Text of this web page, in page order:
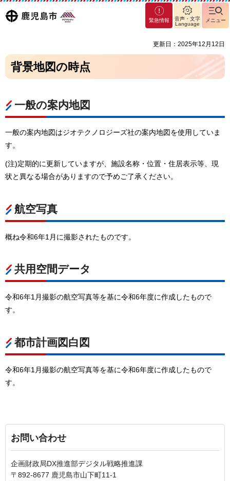
鹿児島
マグ
マシ
緊急情報
音声・文字
Language
メニュー
更新日：2025年12月12日
背景地図の時点
一般の案内地図
一般の案内地図はジオテクノロジーズ社の案内地図を使用していま
す。
(注)定期的に更新していますが、施設名称・位置・住居表示等、現
状と異なる場合がありますので予めご了承ください。
航空写真
概ね令和6年1月に撮影されたものです。
共用空間データ
令和6年1月撮影の航空写真等を基に令和6年度に作成したもので
す。
都市計画図白図
令和6年1月撮影の航空写真等を基に令和6年度に作成したもので
す。
お問い合わせ
企画財政局DX推進部デジタル戦略推進課
〒892-8677 鹿児島市山下町11-1